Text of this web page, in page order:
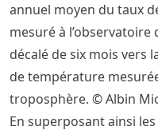
annuel moyen du taux
mesuré à l’observatoire
décalé de six mois vers
de température
troposphère. © Albin
En superposant ainsi